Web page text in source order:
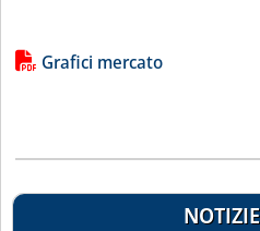
Lista allegati PDF alla
Grafici mercato